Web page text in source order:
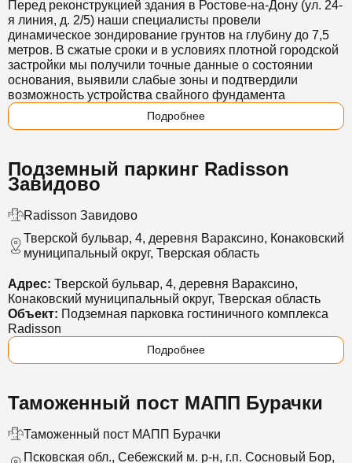
Перед реконструкцией здания в Ростове-на-Дону (ул. 24-
я линия, д. 2/5) наши специалисты провели
динамическое зондирование грунтов на глубину до 7,5
метров. В сжатые сроки и в условиях плотной городской
застройки мы получили точные данные о состоянии
основания, выявили слабые зоны и подтвердили
возможность устройства свайного фундамента
Подробнее
Подземный паркинг Radisson
Завидово
Radisson Завидово
Тверской бульвар, 4, деревня Вараксино, Конаковский
муниципальный округ, Тверская область
Адрес: Тверской бульвар, 4, деревня Вараксино,
Конаковский муниципальный округ, Тверская область
Объект: Подземная парковка гостиничного комплекса
Radisson
Подробнее
Таможенный пост МАПП Бурачки
Таможенный пост МАПП Бурачки
Псковская обл., Себежский м. р-н, г.п. Сосновый Бор,